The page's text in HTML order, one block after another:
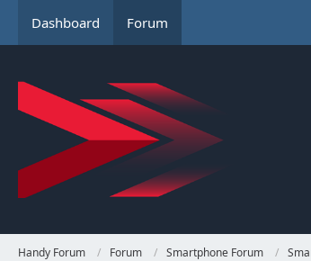
Dashboard Forum
Handy Forum Forum Smartphone Forum